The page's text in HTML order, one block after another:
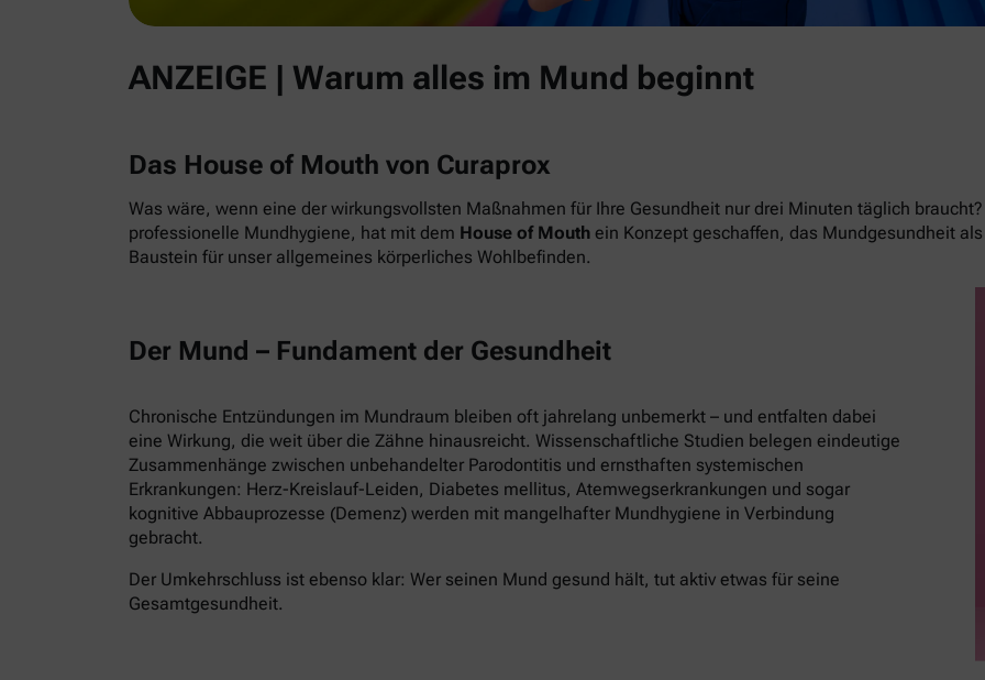
ANZEIGE | Warum alles im Mund beginnt
Das House of Mouth von Curaprox
Was wäre, wenn eine der wirkungsvollsten Maßnahmen für Ihre Gesundheit nur drei Minuten täglich
professionelle Mundhygiene, hat mit dem House of Mouth ein Konzept geschaffen, das Mundgesundheit
Baustein für unser allgemeines körperliches Wohlbefinden.
Der Mund – Fundament der Gesundheit
Chronische Entzündungen im Mundraum bleiben oft jahrelang unbemerkt – und entfalten dabei
eine Wirkung, die weit über die Zähne hinausreicht. Wissenschaftliche Studien belegen eindeutige
Zusammenhänge zwischen unbehandelter Parodontitis und ernsthaften systemischen
Erkrankungen: Herz-Kreislauf-Leiden, Diabetes mellitus, Atemwegserkrankungen und sogar
kognitive Abbauprozesse (Demenz) werden mit mangelhafter Mundhygiene in Verbindung
gebracht.
Der Umkehrschluss ist ebenso klar: Wer seinen Mund gesund hält, tut aktiv etwas für seine
Gesamtgesundheit.